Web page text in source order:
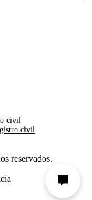
civil
civil
reservados.